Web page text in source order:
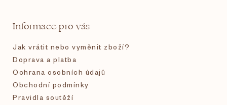
Informace pro vás
Jak vrátit nebo vyměnit zboží?
Doprava a platba
Ochrana osobních údajů
Obchodní podmínky
Pravidla soutěží